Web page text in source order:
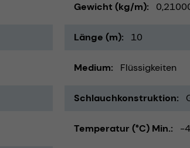
Gewicht (kg/m)
Länge (m) 10
Medium Flüssigkeiten
Schlauchkonstruktion
Temperatur (°C) Min. -